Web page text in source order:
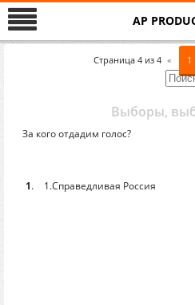
AP
Страница 4 из 4 « 1
Выборы,
За кого отдадим голос?
1. 1.Справедливая Россия